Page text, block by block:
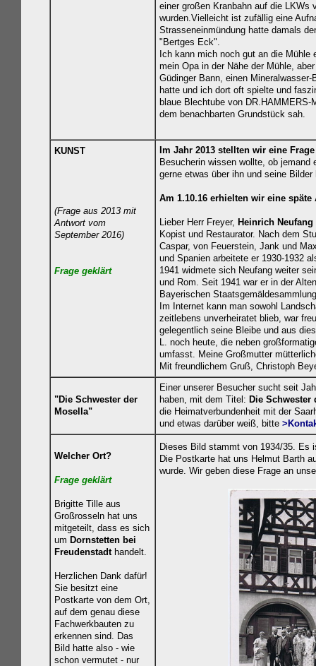
einer großen Kranbahn auf die LKWs
wurden.Vielleicht ist zufällig eine
Strasseneinmündung hatte damals
"Bertges Eck".
Ich kann mich noch gut an die Mühle
mein Opa in der Nähe der Mühle,
Güdinger Bann, einen Mineralwasser-
hatte und ich dort oft spielte und
blaue Blechtube von DR.HAMMERS-
dem benachbarten Grundstück sah.
KUNST
(Frage aus 2013 mit
Antwort vom
September 2016)
Frage geklärt
Im Jahr 2013 stellten wir eine
Besucherin wissen wollte, ob
gerne etwas über ihn und seine
Am 1.10.16 erhielten wir eine späte
Lieber Herr Freyer, Heinrich Neufang
Kopist und Restaurator. Nach dem
Caspar, von Feuerstein, Jank und
und Spanien arbeitete er 1930-1932
1941 widmete sich Neufang weiter
und Rom. Seit 1941 war er in der
Bayerischen
Im Internet kann man sowohl
zeitlebens unverheiratet blieb, war
gelegentlich seine Bleibe und aus
L. noch heute, die neben
umfasst. Meine Großmutter
Mit freundlichem Gruß, Christoph
"Die Schwester der
Mosella"
Einer unserer Besucher sucht seit
haben, mit dem Titel: Die
die Heimatverbundenheit mit der
und etwas darüber weiß, bitte
Welcher Ort?
Frage geklärt
Brigitte Tille aus
Großrosseln hat uns
mitgeteilt, dass es sich
um Dornstetten bei
Freudenstadthandelt.
Herzlichen Dank dafür!
Sie besitzt eine
Postkarte von dem Ort,
auf dem genau diese
Fachwerkbauten zu
erkennen sind. Das
Bild hatte also - wie
schon vermutet - nur
Dieses Bild stammt von 1934/35. Es
Die Postkarte hat uns Helmut Barth
wurde. Wir geben diese Frage an